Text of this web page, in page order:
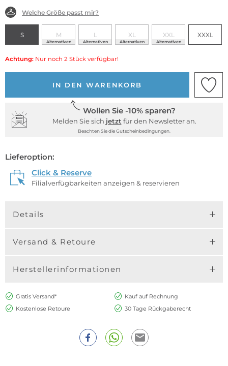
Welche Größe passt mir?
S M
Alternativen
L
Alternativen
XL
Alternativen
XXL
Alternativen
XXXL
Achtung: Nur noch 2 Stück verfügbar!
IN DEN WARENKORB
Wollen Sie -10% sparen?
Melden Sie sich jetzt für den Newsletter an.
Beachten Sie die Gutscheinbedingungen.
Lieferoption:
Click & Reserve
Filialverfügbarkeiten anzeigen & reservieren
Details
Versand & Retoure
Herstellerinformationen
Gratis Versand*
Kauf auf Rechnung
Kostenlose Retoure
30 Tage Rückgaberecht